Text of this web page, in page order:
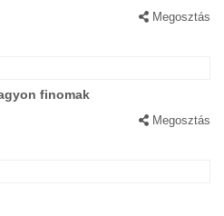
Megosztás
finomak
Megosztás